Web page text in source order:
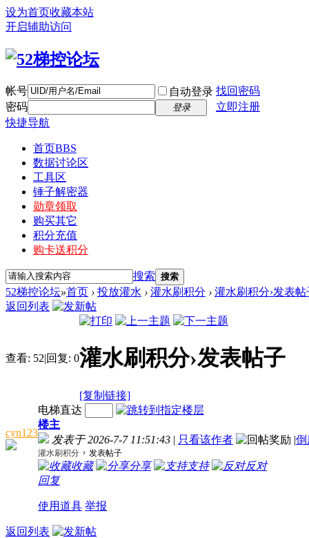
设为首页收藏本站
开启辅助访问
帐号 自动登录 找回密码
密码
登录
立即注册
快捷导航
首页BBS
数据讨论区
工具区
锤子解密器
勋章领取
购买其它
积分充值
购卡送积分
搜索 搜索
52梯控论坛»首页 › 投放灌水 › 灌水刷积分 › 灌水刷积分›发表帖
返回列表
查看: 52|回复: 0灌水刷积分›发表帖子
[复制链接]
cyn123
电梯直达
楼主
发表于 2026-7-7 11:51:43 | 只看该作者 |倒
灌水刷积分 › 发表帖子
收藏 分享 支持
反对
回复
使用道具 举报
返回列表